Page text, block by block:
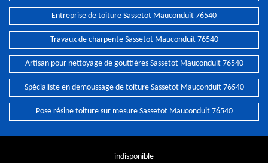
Entreprise de toiture Sassetot Mauconduit 76540
Travaux de charpente Sassetot Mauconduit 76540
Artisan pour nettoyage de gouttières Sassetot Mauconduit 76540
Spécialiste en demoussage de toiture Sassetot Mauconduit 76540
Pose résine toiture sur mesure Sassetot Mauconduit 76540
indisponible